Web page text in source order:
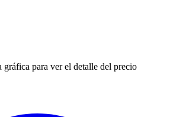
gráfica para ver el detalle del precio